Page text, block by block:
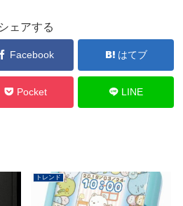
シェアする
Facebook はてブ
Pocket LINE
トレンド